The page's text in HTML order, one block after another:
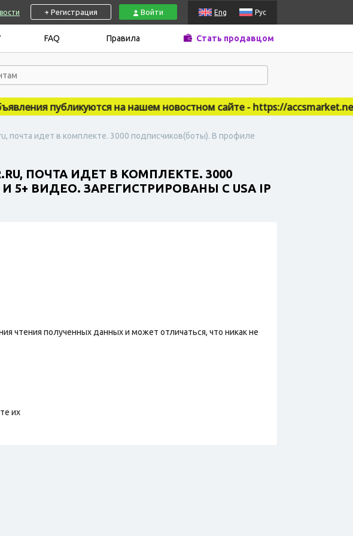
+ Регистрация Войти Eng Рус
FAQ Правила Стать продавцом
публикуются на нашем новостном сайте - https://accsmarket.news
почта идет в комплекте. 3000 подписчиков(боты). В профиле
ПОЧТА ИДЕТ В КОМПЛЕКТЕ. 3000
ВИДЕО. ЗАРЕГИСТРИРОВАНЫ С USA IP
чтения полученных данных и может отличаться, что никак не
их